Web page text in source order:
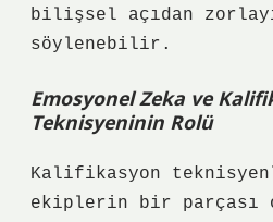
bilişsel açıdan
söylenebilir.
Emosyonel Zeka ve
Teknisyeninin Rolü
Kalifikasyon
ekiplerin bir parçası